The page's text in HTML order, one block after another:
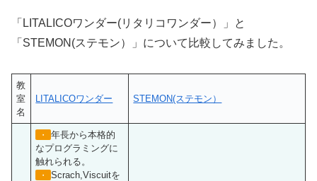
「LITALICOワンダー(リタリコワンダー）」と
「STEMON(ステモン）」について比較してみました。
教
室
名
LITALICOワンダー STEMON(ステモン）
・
年長から本格的
なプログラミングに
触れられる。
・
Scrach,Viscuitを